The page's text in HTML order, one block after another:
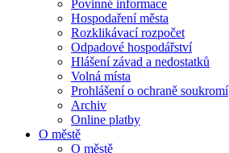
Povinné informace
Hospodaření města
Rozklikávací rozpočet
Odpadové hospodářství
Hlášení závad a nedostatků
Volná místa
Prohlášení o ochraně soukromí
Archiv
Online platby
O městě
O městě